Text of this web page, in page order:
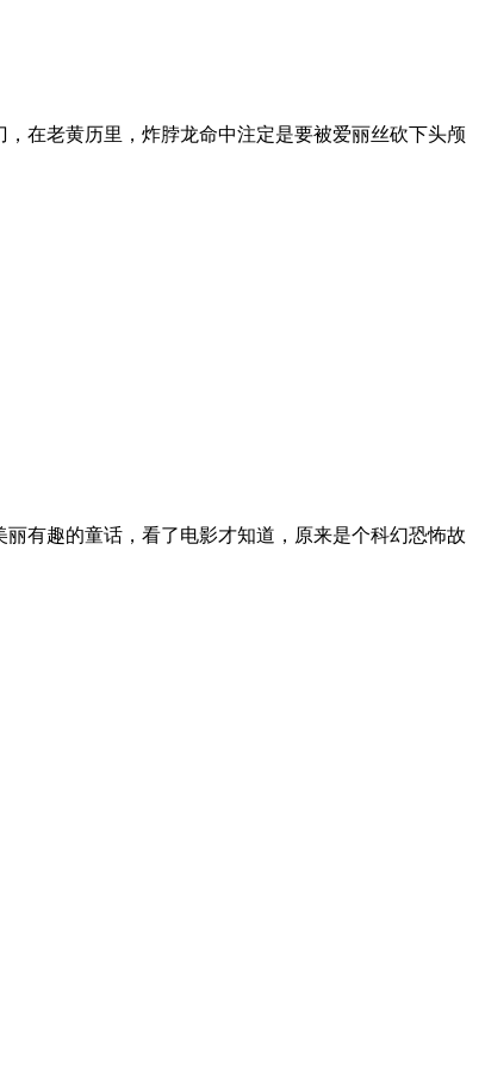
在老黄历里，炸脖龙命中注定是要被爱丽丝砍下头颅
有趣的童话，看了电影才知道，原来是个科幻恐怖故